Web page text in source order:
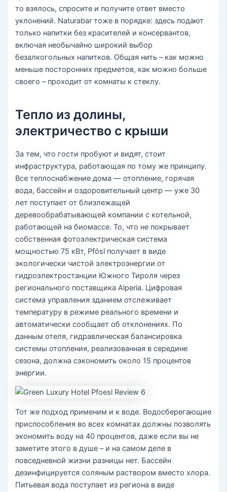
то взялось, спросите и получите ответ вместо
уклонений. Naturabar тоже в порядке: здесь подают
только напитки без красителей и консервантов,
включая необычайно широкий выбор
безалкогольных напитков. Общая нить – как можно
меньше посторонних предметов, как можно больше
своего – проходит от комнаты к стеклу.
Тепло из долины,
электричество с крыши
За тем, что гости пробуют и видят, стоит
инфраструктура, работающая по тому же принципу.
Все теплоснабжение дома — отопление, горячая
вода, бассейн и оздоровительный центр — уже 30
лет поступает от близлежащей
деревообрабатывающей компании с котельной,
работающей на биомассе. То, что не покрывает
собственная фотоэлектрическая система
мощностью 75 кВт, Pfösl получает в виде
экологически чистой электроэнергии от
гидроэлектростанции Южного Тироля через
регионального поставщика Alperia. Цифровая
система управления зданием отслеживает
температуру в режиме реального времени и
автоматически сообщает об отклонениях. По
данным отеля, гидравлическая балансировка
системы отопления, реализованная в середине
сезона, должна сэкономить около 15 процентов
энергии.
Тот же подход применим и к воде. Водосберегающие
приспособления во всех комнатах должны позволять
экономить воду на 40 процентов, даже если вы не
заметите этого в душе – и на самом деле в
повседневной жизни разницы нет. Бассейн
дезинфицируется соляным раствором вместо хлора.
Питьевая вода поступает из региона в виде